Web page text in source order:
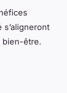
bien-être.